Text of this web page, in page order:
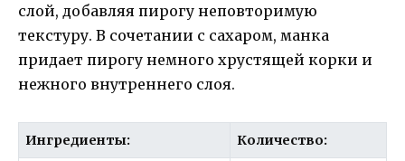
слой, добавляя пирогу неповторимую
текстуру. В сочетании с сахаром, манка
придает пирогу немного хрустящей корки и
нежного внутреннего слоя.
Ингредиенты: Количество: